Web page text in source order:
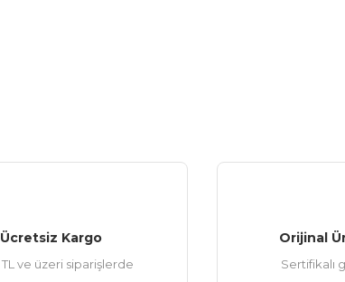
Ücretsiz Kargo
ve üzeri siparişlerde
Orijinal
Sertifikalı